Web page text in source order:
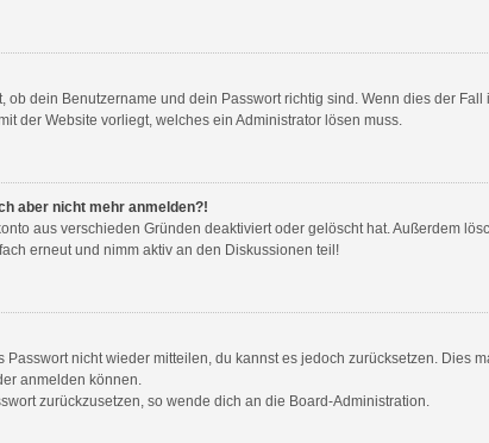
ob dein Benutzername und dein Passwort richtig sind. Wenn dies der
der Website vorliegt, welches ein Administrator lösen muss.
aber nicht mehr anmelden?!
aus verschieden Gründen deaktiviert oder gelöscht hat. Außerdem
erneut und nimm aktiv an den Diskussionen teil!
nicht wieder mitteilen, du kannst es jedoch zurücksetzen. Dies
anmelden können.
zurückzusetzen, so wende dich an die Board-Administration.